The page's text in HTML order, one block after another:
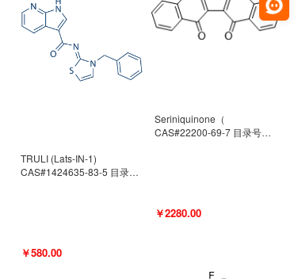
TRULI (Lats-IN-1)
CAS#1424635-83-5 目录号
￥580.00
Seriniquinone（
CAS#22200-69-7 目录号
￥2280.00